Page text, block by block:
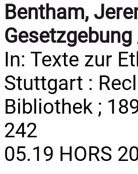
Bentham,
Gesetzgebung
In: Texte zur
Stuttgart :
Bibliothek ;
242
05.19 HORS